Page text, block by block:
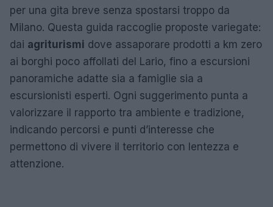
per una gita breve senza spostarsi troppo da
Milano. Questa guida raccoglie proposte variegate:
dai agriturismi dove assaporare prodotti a km zero
ai borghi poco affollati del Lario, fino a escursioni
panoramiche adatte sia a famiglie sia a
escursionisti esperti. Ogni suggerimento punta a
valorizzare il rapporto tra ambiente e tradizione,
indicando percorsi e punti d’interesse che
permettono di vivere il territorio con lentezza e
attenzione.